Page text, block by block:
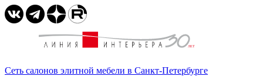
Сеть салонов элитной мебели в Санкт-Петербурге